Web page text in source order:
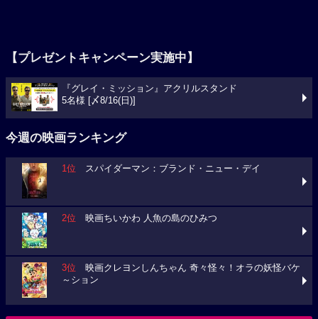
【プレゼントキャンペーン実施中】
『グレイ・ミッション』アクリルスタンド
5名様 [〆8/16(日)]
今週の映画ランキング
1位 スパイダーマン：ブランド・ニュー・デイ
2位 映画ちいかわ 人魚の島のひみつ
3位 映画クレヨンしんちゃん 奇々怪々！オラの妖怪バケ
～ション